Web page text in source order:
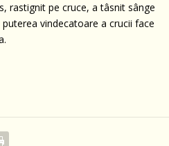
rastignit pe cruce, a tâsnit sânge
vindecatoare a crucii face